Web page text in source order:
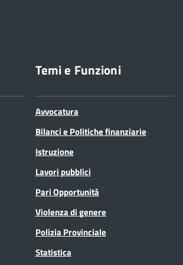
Temi e Funzioni
Avvocatura
Bilanci e Politiche finanziarie
Istruzione
Lavori pubblici
Pari Opportunità
Violenza di genere
Polizia Provinciale
Statistica